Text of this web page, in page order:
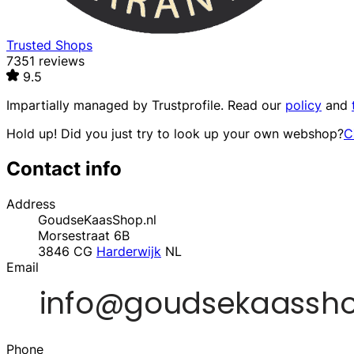
Trusted Shops
7351 reviews
9.5
Impartially managed by Trustprofile. Read our policy and
Hold up! Did you just try to look up your own webshop?
Contact info
Address
GoudseKaasShop.nl
Morsestraat 6B
3846 CG Harderwijk NL
Email
Phone